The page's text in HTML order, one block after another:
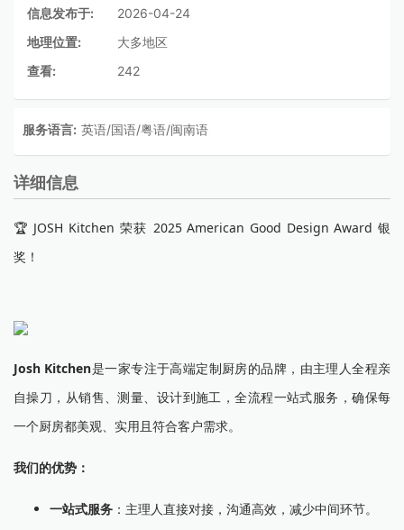
信息发布于:
2026-04-24
地理位置:
大多地区
查看:
242
服务语言: 英语/国语/粤语/闽南语
详细信息
🏆 JOSH Kitchen 荣获 2025 American Good Design Award 银
奖！
Josh Kitchen是一家专注于高端定制厨房的品牌，由主理人全程亲
自操刀，从销售、测量、设计到施工，全流程一站式服务，确保每
一个厨房都美观、实用且符合客户需求。
我们的优势：
一站式服务 ：主理人直接对接，沟通高效，减少中间环节。